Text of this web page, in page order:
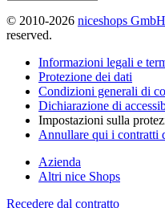
© 2010-2026 niceshops GmbH
reserved.
Informazioni legali e
Protezione dei dati
Condizioni generali di
Dichiarazione di
Impostazioni sulla
Annullare qui i contratti
Azienda
Altri nice Shops
Recedere dal contratto